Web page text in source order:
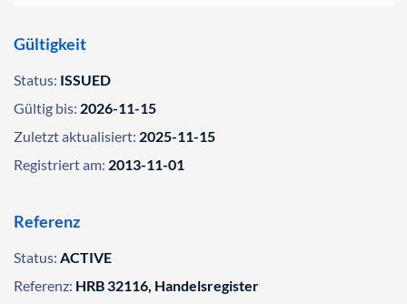
Gültigkeit
Status: ISSUED
Gültig bis: 2026-11-15
Zuletzt aktualisiert: 2025-11-15
Registriert am: 2013-11-01
Referenz
Status: ACTIVE
Referenz: HRB 32116, Handelsregister